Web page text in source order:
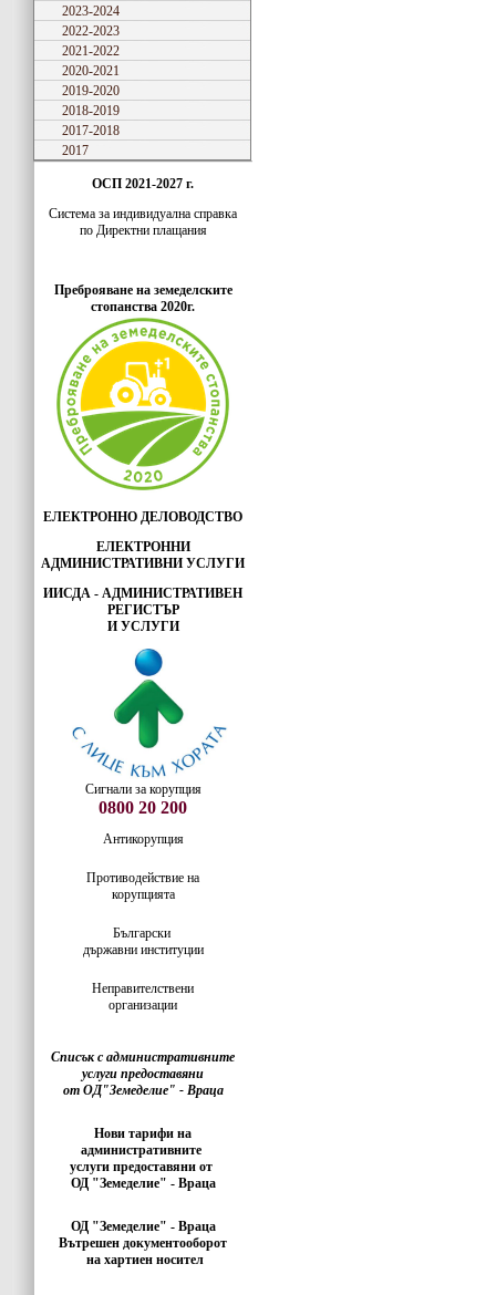
2023-2024
2022-2023
2021-2022
2020-2021
2019-2020
2018-2019
2017-2018
2017
ОСП 2021-2027 г.
Система за индивидуaлна справка
по Директни плащания
Преброяване на земеделските
стопанства 2020г.
ЕЛЕКТРОННО ДЕЛОВОДСТВО
ЕЛЕКТРОННИ
АДМИНИСТРАТИВНИ УСЛУГИ
ИИСДА - АДМИНИСТРАТИВЕН
РЕГИСТЪР
И УСЛУГИ
Сигнали за корупция
0800 20 200
Антикорупция
Противодействие на
корупцията
Български
държавни институции
Неправителствени
организации
Списък с административните
услуги предоставяни
от ОД"Земеделие" - Враца
Нови тарифи на
административните
услуги предоставяни от
ОД "Земеделие" - Враца
ОД "Земеделие" - Враца
Вътрешен документооборот
на хартиен носител